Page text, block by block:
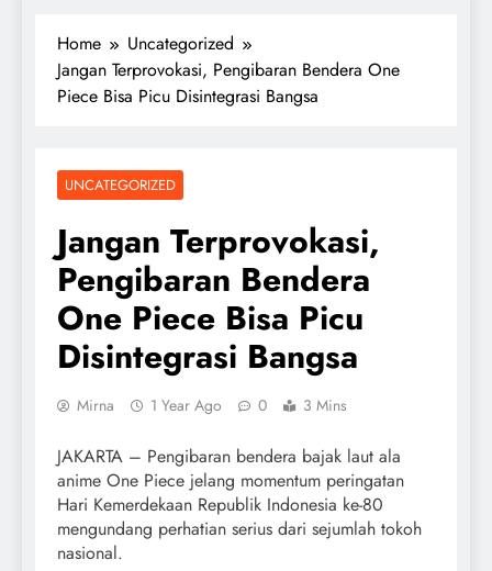
Home
Uncategorized
Jangan Terprovokasi, Pengibaran Bendera One
Piece Bisa Picu Disintegrasi Bangsa
UNCATEGORIZED
Jangan Terprovokasi,
Pengibaran Bendera
One Piece Bisa Picu
Disintegrasi Bangsa
Mirna 1 Year Ago 0 3 Mins
JAKARTA – Pengibaran bendera bajak laut ala
anime One Piece jelang momentum peringatan
Hari Kemerdekaan Republik Indonesia ke-80
mengundang perhatian serius dari sejumlah tokoh
nasional.